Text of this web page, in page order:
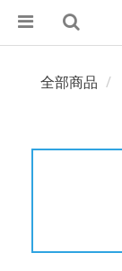
全部商品